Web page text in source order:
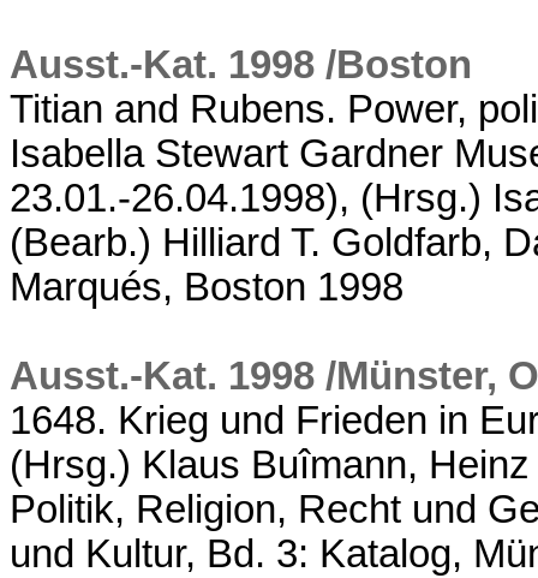
Ausst.-Kat. 1998 /Boston
Titian and Rubens. Power,
Isabella Stewart Gardner
23.01.-26.04.1998), (Hrsg.)
(Bearb.) Hilliard T. Goldfarb,
Marqués, Boston 1998
Ausst.-Kat. 1998 /Münster,
1648. Krieg und Frieden in
(Hrsg.) Klaus Buîmann,
Politik, Religion, Recht und
und Kultur, Bd. 3: Katalog,